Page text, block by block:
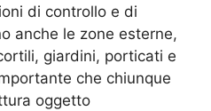
di controllo e di
anche le zone esterne,
giardini, porticati e
che chiunque
oggetto